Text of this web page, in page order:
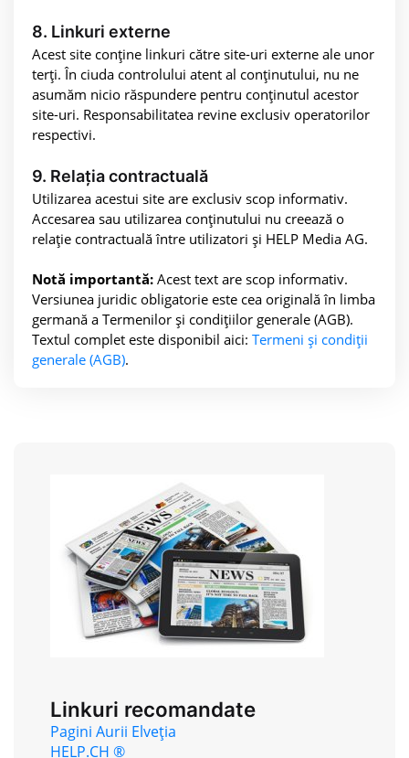
8. Linkuri externe
Acest site conține linkuri către site-uri externe ale unor
terți. În ciuda controlului atent al conținutului, nu ne
asumăm nicio răspundere pentru conținutul acestor
site-uri. Responsabilitatea revine exclusiv operatorilor
respectivi.
9. Relația contractuală
Utilizarea acestui site are exclusiv scop informativ.
Accesarea sau utilizarea conținutului nu creează o
relație contractuală între utilizatori și HELP Media AG.
Notă importantă: Acest text are scop informativ.
Versiunea juridic obligatorie este cea originală în limba
germană a Termenilor și condițiilor generale (AGB).
Textul complet este disponibil aici: Termeni și condiții
generale (AGB).
Linkuri recomandate
Pagini Aurii Elveția
HELP.CH ®